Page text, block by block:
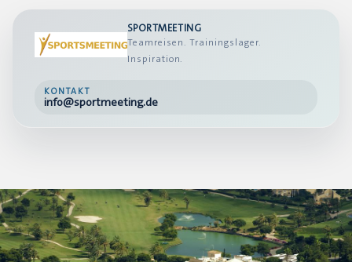
SPORTMEETING
Teamreisen. Trainingslager.
Inspiration.
KONTAKT
info@sportmeeting.de